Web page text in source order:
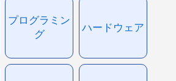
プログラミン
グ
ハードウェア